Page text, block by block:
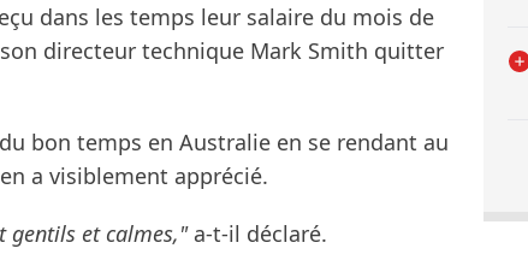
dans les temps leur salaire du mois de
son directeur technique Mark Smith quitter
bon temps en Australie en se rendant au
a visiblement apprécié.
gentils et calmes,"a-t-il déclaré.